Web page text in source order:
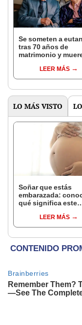
Se someten a
tras 70 años de
matrimonio y
vivir sin el otro”
LEER MÁS
LO MÁS VISTO
Soñar que estás
embarazada:
qué significa este
LEER MÁS